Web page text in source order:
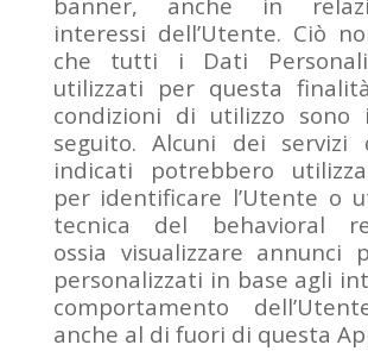
interessi dell’Utente. Ciò
che tutti i Dati Personali
utilizzati per questa
condizioni di utilizzo sono
seguito. Alcuni dei servizi
indicati potrebbero
per identificare l’Utente o
tecnica del behavioral
ossia visualizzare annunci
personalizzati in base agli
comportamento
anche al di fuori di questa